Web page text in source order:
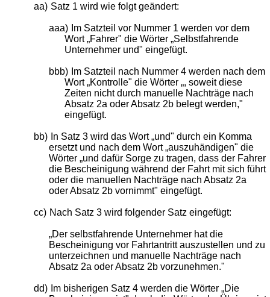
aa) Satz 1 wird wie folgt geändert:
aaa) Im Satzteil vor Nummer 1 werden vor dem
Wort „Fahrer" die Wörter „Selbstfahrende
Unternehmer und" eingefügt.
bbb) Im Satzteil nach Nummer 4 werden nach dem
Wort „Kontrolle" die Wörter „, soweit diese
Zeiten nicht durch manuelle Nachträge nach
Absatz 2a oder Absatz 2b belegt werden,"
eingefügt.
bb)
In Satz 3 wird das Wort „und" durch ein Komma
ersetzt und nach dem Wort „auszuhändigen" die
Wörter „und dafür Sorge zu tragen, dass der Fahrer
die Bescheinigung während der Fahrt mit sich führt
oder die manuellen Nachträge nach Absatz 2a
oder Absatz 2b vornimmt" eingefügt.
cc) Nach Satz 3 wird folgender Satz eingefügt:
„Der selbstfahrende Unternehmer hat die
Bescheinigung vor Fahrtantritt auszustellen und zu
unterzeichnen und manuelle Nachträge nach
Absatz 2a oder Absatz 2b vorzunehmen."
dd)
Im bisherigen Satz 4 werden die Wörter „Die